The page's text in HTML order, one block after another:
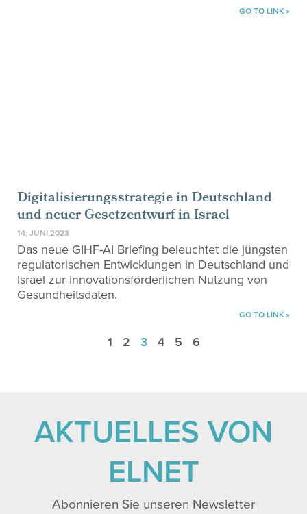
GO TO LINK »
Digitalisierungsstrategie in Deutschland
und neuer Gesetzentwurf in Israel
14. JUNI 2023
Das neue GIHF-AI Briefing beleuchtet die jüngsten
regulatorischen Entwicklungen in Deutschland und
Israel zur innovationsförderlichen Nutzung von
Gesundheitsdaten.
GO TO LINK »
1 2 3 4 5 6
AKTUELLES VON
ELNET
Abonnieren Sie unseren Newsletter